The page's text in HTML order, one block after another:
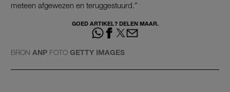
meteen afgewezen en teruggestuurd.”
GOED ARTIKEL? DELEN MAAR.
BRON ANP FOTO GETTY IMAGES